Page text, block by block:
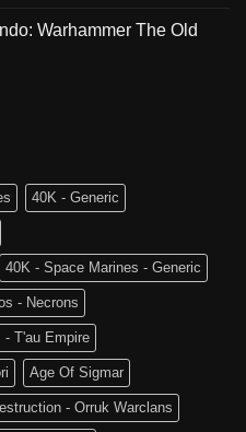
Warhammer The Old
40K - Generic
40K - Space Marines - Generic
- Necrons
- T'au Empire
Age Of Sigmar
- Orruk Warclans